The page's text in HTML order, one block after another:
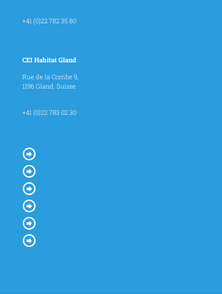
+41 (0)22 782 35 80
CEI Habitat Gland
Rue de la Combe 9,
1196 Gland, Suisse
+41 (0)22 783 02 30